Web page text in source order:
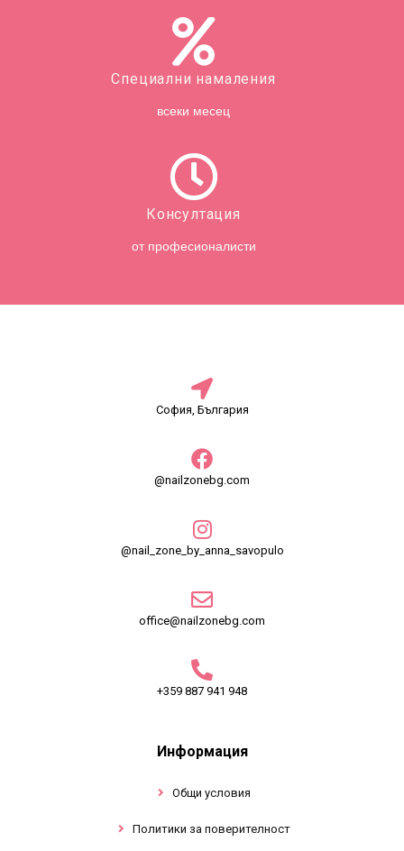
Специални намаления
всеки месец
Консултация
от професионалисти
София, България
@nailzonebg.com
@nail_zone_by_anna_savopulo
office@nailzonebg.com
+359 887 941 948
Информация
Общи условия
Политики за поверителност